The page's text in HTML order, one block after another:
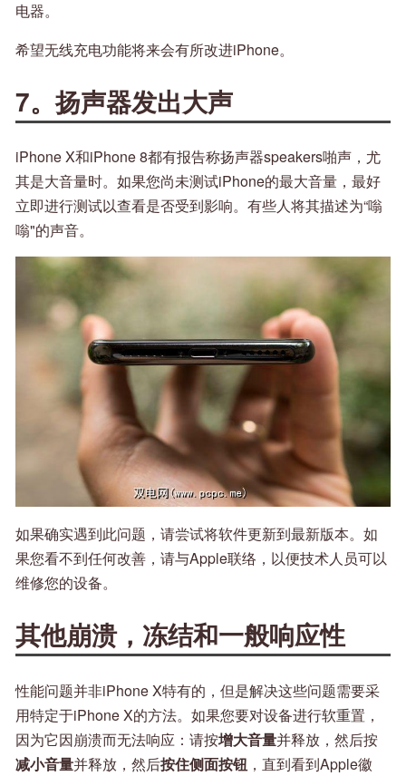
电器。
希望无线充电功能将来会有所改进iPhone。
7。扬声器发出大声
iPhone X和iPhone 8都有报告称扬声器speakers啪声，尤
其是大音量时。如果您尚未测试iPhone的最大音量，最好
立即进行测试以查看是否受到影响。有些人将其描述为“嗡
嗡"的声音。
如果确实遇到此问题，请尝试将软件更新到最新版本。如
果您看不到任何改善，请与Apple联络，以便技术人员可以
维修您的设备。
其他崩溃，冻结和一般响应性
性能问题并非iPhone X特有的，但是解决这些问题需要采
用特定于iPhone X的方法。如果您要对设备进行软重置，
因为它因崩溃而无法响应：请按增大音量并释放，然后按
减小音量并释放，然后按住侧面按钮 ，直到看到Apple徽